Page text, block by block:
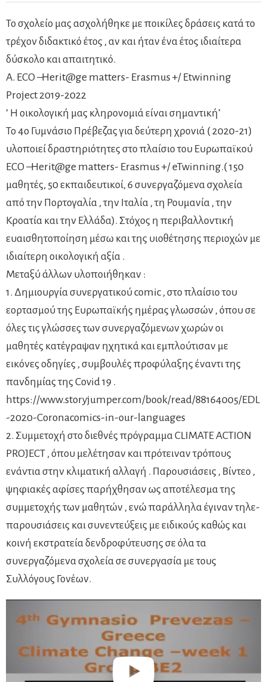
Το σχολείο μας ασχολήθηκε με ποικίλες δράσεις κατά το
τρέχον διδακτικό έτος , αν και ήταν ένα έτος ιδιαίτερα
δύσκολο και απαιτητικό.
A. ECO –Herit@ge matters- Erasmus +/ Etwinning
Project 2019-2022
‘ Η οικολογική μας κληρονομιά είναι σημαντική’
Το 4ο Γυμνάσιο Πρέβεζας για δεύτερη χρονιά ( 2020-21)
υλοποιεί δραστηριότητες στο πλαίσιο του Ευρωπαϊκού
ECO –Herit@ge matters- Erasmus +/ eTwinning.( 150
μαθητές, 50 εκπαιδευτικοί, 6 συνεργαζόμενα σχολεία
από την Πορτογαλία , την Ιταλία , τη Ρουμανία , την
Κροατία και την Ελλάδα). Στόχος η περιβαλλοντική
ευαισθητοποίηση μέσω και της υιοθέτησης περιοχών με
ιδιαίτερη οικολογική αξία .
Μεταξύ άλλων υλοποιήθηκαν :
1. Δημιουργία συνεργατικού comic , στο πλαίσιο του
εορτασμού της Ευρωπαϊκής ημέρας γλωσσών , όπου σε
όλες τις γλώσσες των συνεργαζόμενων χωρών οι
μαθητές κατέγραψαν ηχητικά και εμπλούτισαν με
εικόνες οδηγίες , συμβουλές προφύλαξης έναντι της
πανδημίας της Covid 19 .
https://www.storyjumper.com/book/read/88164005/EDL
-2020-Coronacomics-in-our-languages
2. Συμμετοχή στο διεθνές πρόγραμμα CLIMATE ACTION
PROJECT , όπου μελέτησαν και πρότειναν τρόπους
ενάντια στην κλιματική αλλαγή . Παρουσιάσεις , Βίντεο ,
ψηφιακές αφίσες παρήχθησαν ως αποτέλεσμα της
συμμετοχής των μαθητών , ενώ παράλληλα έγιναν τηλε-
παρουσιάσεις και συνεντεύξεις με ειδικούς καθώς και
κοινή εκστρατεία δενδροφύτευσης σε όλα τα
συνεργαζόμενα σχολεία σε συνεργασία με τους
Συλλόγους Γονέων.